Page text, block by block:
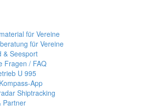
für Vereine
für Vereine
& Seesport
Fragen / FAQ
U 995
App
Shiptracking
Partner